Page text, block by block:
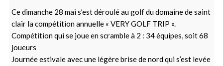
Ce dimanche 28 mai s’est déroulé au golf du domaine de saint
clair la compétition annuelle « VERY GOLF TRIP ».
Compétition qui se joue en scramble à 2 : 34 équipes, soit 68
joueurs
Journée estivale avec une légère brise de nord qui s’est levée